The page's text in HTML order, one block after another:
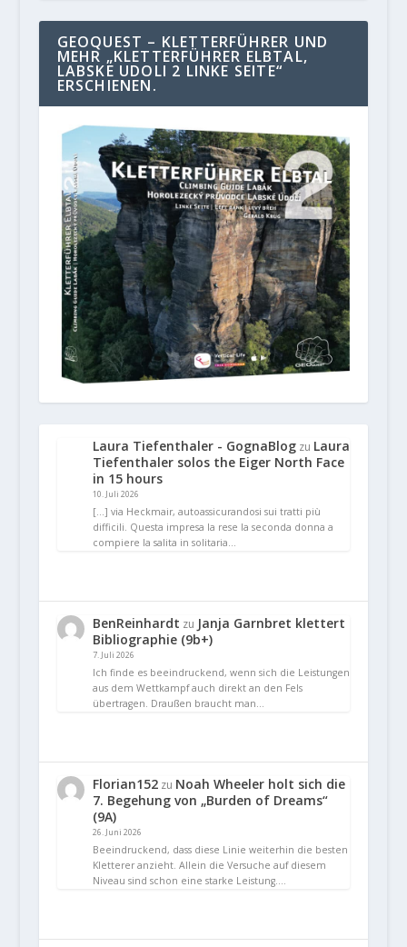
GEOQUEST – KLETTERFÜHRER UND
MEHR „KLETTERFÜHRER ELBTAL,
LABSKE UDOLI 2 LINKE SEITE“
ERSCHIENEN.
Laura Tiefenthaler - GognaBlogzu Laura
Tiefenthaler solos the Eiger North Face
in 15 hours
10. Juli 2026
[…] via Heckmair, autoassicurandosi sui tratti più
difficili. Questa impresa la rese la seconda donna a
compiere la salita in solitaria…
BenReinhardt zu Janja Garnbret klettert
Bibliographie (9b+)
7. Juli 2026
Ich finde es beeindruckend, wenn sich die Leistungen
aus dem Wettkampf auch direkt an den Fels
übertragen. Draußen braucht man…
Florian152zu Noah Wheeler holt sich die
7. Begehung von „Burden of Dreams“
(9A)
26. Juni 2026
Beeindruckend, dass diese Linie weiterhin die besten
Kletterer anzieht. Allein die Versuche auf diesem
Niveau sind schon eine starke Leistung.…